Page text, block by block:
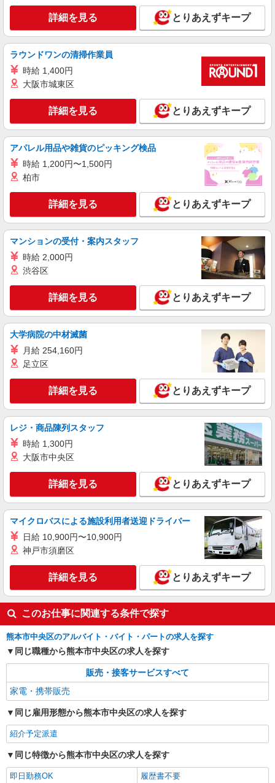
株式会社シエロ
【au】の携帯販売スタッフ
時給1250円〜 ※残業代支給 ★交通費別途支給
頂くと, インセンティブ支給(規定有) ★月2回払
い・週払い可能（規程有）★ ゜・。○。・゜
+゜・。○。・゜+゜
熊本県熊本市中央区のauショップ
キープ 詳細を見る
株式会社シエロ
人気機種に詳しくなれる携帯販売【au】
月給259200円〜300000円（経験・能力によ
る） ※残業手当別途支給 ※研修期間6か月・時給
1500円〜 ★交通費別途支給（規定あり） ゜
+゜・。○。・゜+゜・。○。・゜+゜ 入社祝い金10
万円支給(規定有) お友達を紹介頂くと, インセンテ
ィブ支給(規定有) ゜・。○。・゜+゜・。○。・゜
+゜
熊本県熊本市中央区の家電量販店
キープ 詳細を見る
派遣社員
株式会社シエロ
携帯販売スタッフ【softbank】
時給1400円〜1450円（経験・能力による） ※
残業代支給 ★交通費別途支給（規定あり） ゜
+゜・。○。・゜+゜・。○。・゜+゜ 入社祝い金10
万円支給(規定有) お友達を紹介頂くと, インセンテ
有）★ ゜・。○。・゜+゜・。○。・゜+゜
熊本県熊本市中央区の家電量販店
キープ 詳細を見る
紹介予定派遣
株式会社シエロ
【docomo】の携帯販売スタッフ
時給1200円〜1400円（経験・能力による） ※
残業代支給 ★交通費別途支給（規定あり） ゜
+゜・。○。・゜+゜・。○。・゜+゜ 入社祝い金10
有）★ ゜・。○。・゜+゜・。○。・゜+゜
熊本県熊本市中央区のdocomoショップ
キープ 詳細を見る
紹介予定派遣
株式会社シエロ
月給259200円〜300000円（経験・能力によ
る） ※残業手当別途支給 ※研修期間6か月・時給
1500円〜 ★交通費別途支給（規定あり） ゜
+゜・。○。・゜+゜・。○。・゜+゜ 入社祝い金10
万円支給(規定有) お友達を紹介頂くと, インセンテ
ィブ支給(規定有) ゜・。○。・゜+゜・。○。・゜
+゜
熊本県熊本市中央区の家電量販店
詳細を見る
詳細を見る とりあえずキープ
ラウンドワンの清掃作業員
時給 1,400円
大阪市城東区
詳細を見る とりあえずキープ
アパレル用品や雑貨のピッキング検品
時給 1,200円〜1,500円
柏市
詳細を見る とりあえずキープ
マンションの受付・案内スタッフ
時給 2,000円
渋谷区
詳細を見る とりあえずキープ
大学病院の中材滅菌
月給 254,160円
足立区
詳細を見る とりあえずキープ
レジ・商品陳列スタッフ
時給 1,300円
大阪市中央区
詳細を見る とりあえずキープ
マイクロバスによる施設利用者送迎ドライバー
日給 10,900円〜10,900円
神戸市須磨区
詳細を見る とりあえずキープ
このお仕事に関連する条件で探す
熊本市中央区のアルバイト・バイト・パートの求人を探す
同じ職種から熊本市中央区の求人を探す
販売・接客サービスすべて
家電・携帯販売
同じ雇用形態から熊本市中央区の求人を探す
紹介予定派遣
同じ特徴から熊本市中央区の求人を探す
即日勤務OK
履歴書不要